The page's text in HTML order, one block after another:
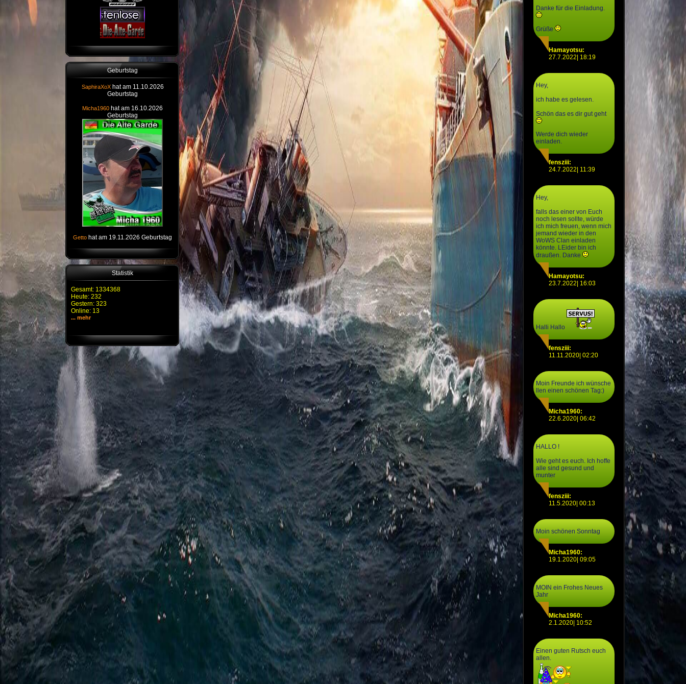
Geburtstag
SaphiraXoXhat am 11.10.2026
Geburtstag
Micha1960 hat am 16.10.2026
Geburtstag
Getto hat am 19.11.2026 Geburtstag
Statistik
Gesamt: 1334368
Heute: 232
Gestern: 323
Online: 13
... mehr
Danke für die Einladung.
Grüße
Hamayotsu:
27.7.2022| 18:19
Hey,
ich habe es gelesen.
Schön das es dir gut geht
Werde dich wieder
einladen.
fensziii:
24.7.2022| 11:39
Hey,
falls das einer von Euch
noch lesen sollte, würde
ich mich freuen, wenn mich
jemand wieder in den
WoWS Clan einladen
könnte. LEider bin ich
draußen. Danke
Hamayotsu:
23.7.2022| 16:03
Halli Hallo
fensziii:
11.11.2020| 02:20
Moin Freunde ich wünsche
llen einen schönen Tag:)
Micha1960:
22.6.2020| 06:42
HALLO !
Wie geht es euch. Ich hoffe
alle sind gesund und
munter
fensziii:
11.5.2020| 00:13
Moin schönen Sonntag
Micha1960:
19.1.2020| 09:05
MOIN ein Frohes Neues
Jahr
Micha1960:
2.1.2020| 10:52
Einen guten Rutsch euch
allen.